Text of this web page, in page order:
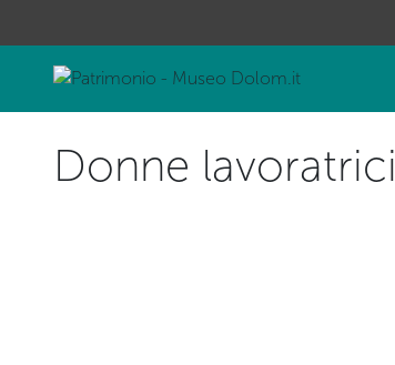
Donne lavoratrici